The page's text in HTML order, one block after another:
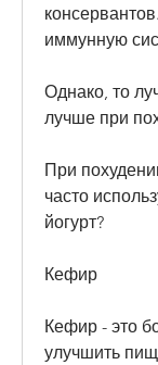
иммунную
Однако, то
лучше при
При
часто
йогурт?
Кефир
Кефир - это
улучшить